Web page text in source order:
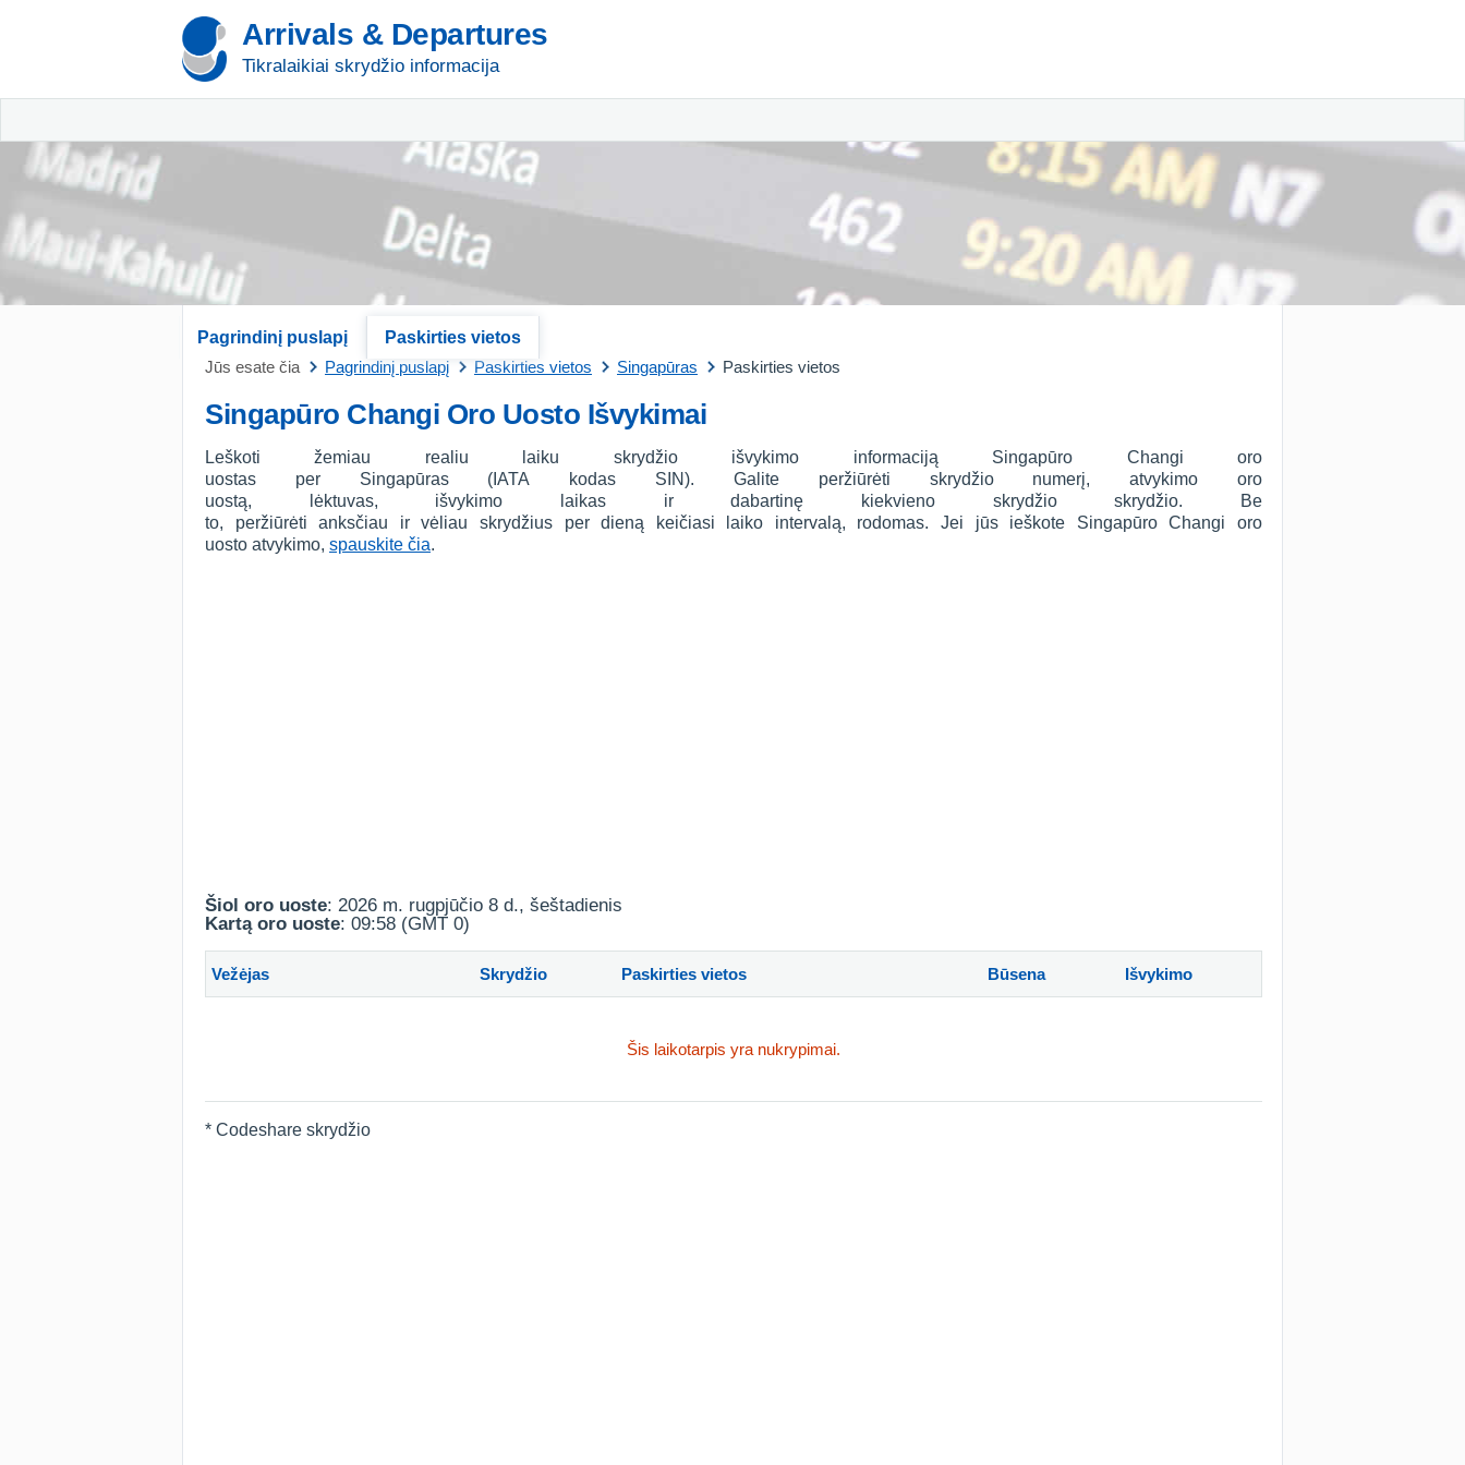
Arrivals & Departures
Tikralaikiai skrydžio informacija
Pagrindinį puslapį
Paskirties vietos
Jūs esate čia
Pagrindinį puslapį Paskirties vietos Singapūras Paskirties vietos
Singapūro Changi Oro Uosto Išvykimai
Leškoti žemiau realiu laiku skrydžio išvykimo informaciją Singapūro Changi oro
uostas per Singapūras (IATA kodas SIN). Galite peržiūrėti skrydžio numerį, atvykimo oro
uostą, lėktuvas, išvykimo laikas ir dabartinę kiekvieno skrydžio skrydžio. Be
to, peržiūrėti anksčiau ir vėliau skrydžius per dieną keičiasi laiko intervalą, rodomas. Jei jūs ieškote Singapūro Changi oro
uosto atvykimo, spauskite čia.
Šiol oro uoste: 2026 m. rugpjūčio 8 d., šeštadienis
Kartą oro uoste: 09:58 (GMT 0)
Vežėjas Skrydžio Paskirties vietos Būsena Išvykimo
Šis laikotarpis yra nukrypimai.
* Codeshare skrydžio